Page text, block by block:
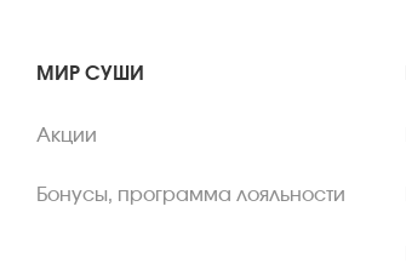
МИР СУШИ
Акции
Бонусы, программа лояльности